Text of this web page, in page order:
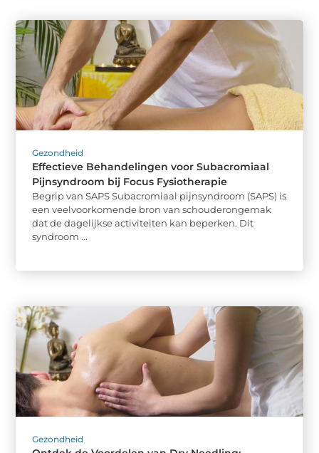
Gezondheid
Effectieve Behandelingen voor Subacromiaal
Pijnsyndroom bij Focus Fysiotherapie
Begrip van SAPS Subacromiaal pijnsyndroom (SAPS) is
een veelvoorkomende bron van schouderongemak
dat de dagelijkse activiteiten kan beperken. Dit
syndroom ...
Gezondheid